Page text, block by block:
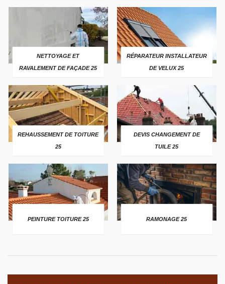
NETTOYAGE ET
RAVALEMENT DE FAÇADE 25
RÉPARATEUR INSTALLATEUR
DE VELUX 25
REHAUSSEMENT DE TOITURE
25
DEVIS CHANGEMENT DE
TUILE 25
PEINTURE TOITURE 25 RAMONAGE 25